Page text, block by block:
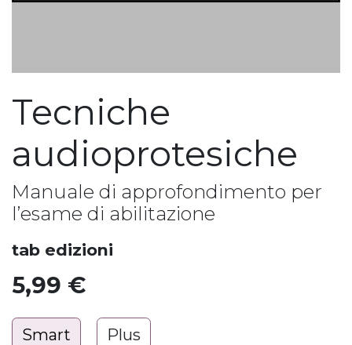
Tecniche
audioprotesiche
Manuale di approfondimento per
l’esame di abilitazione
tab edizioni
5,99 €
Smart Plus